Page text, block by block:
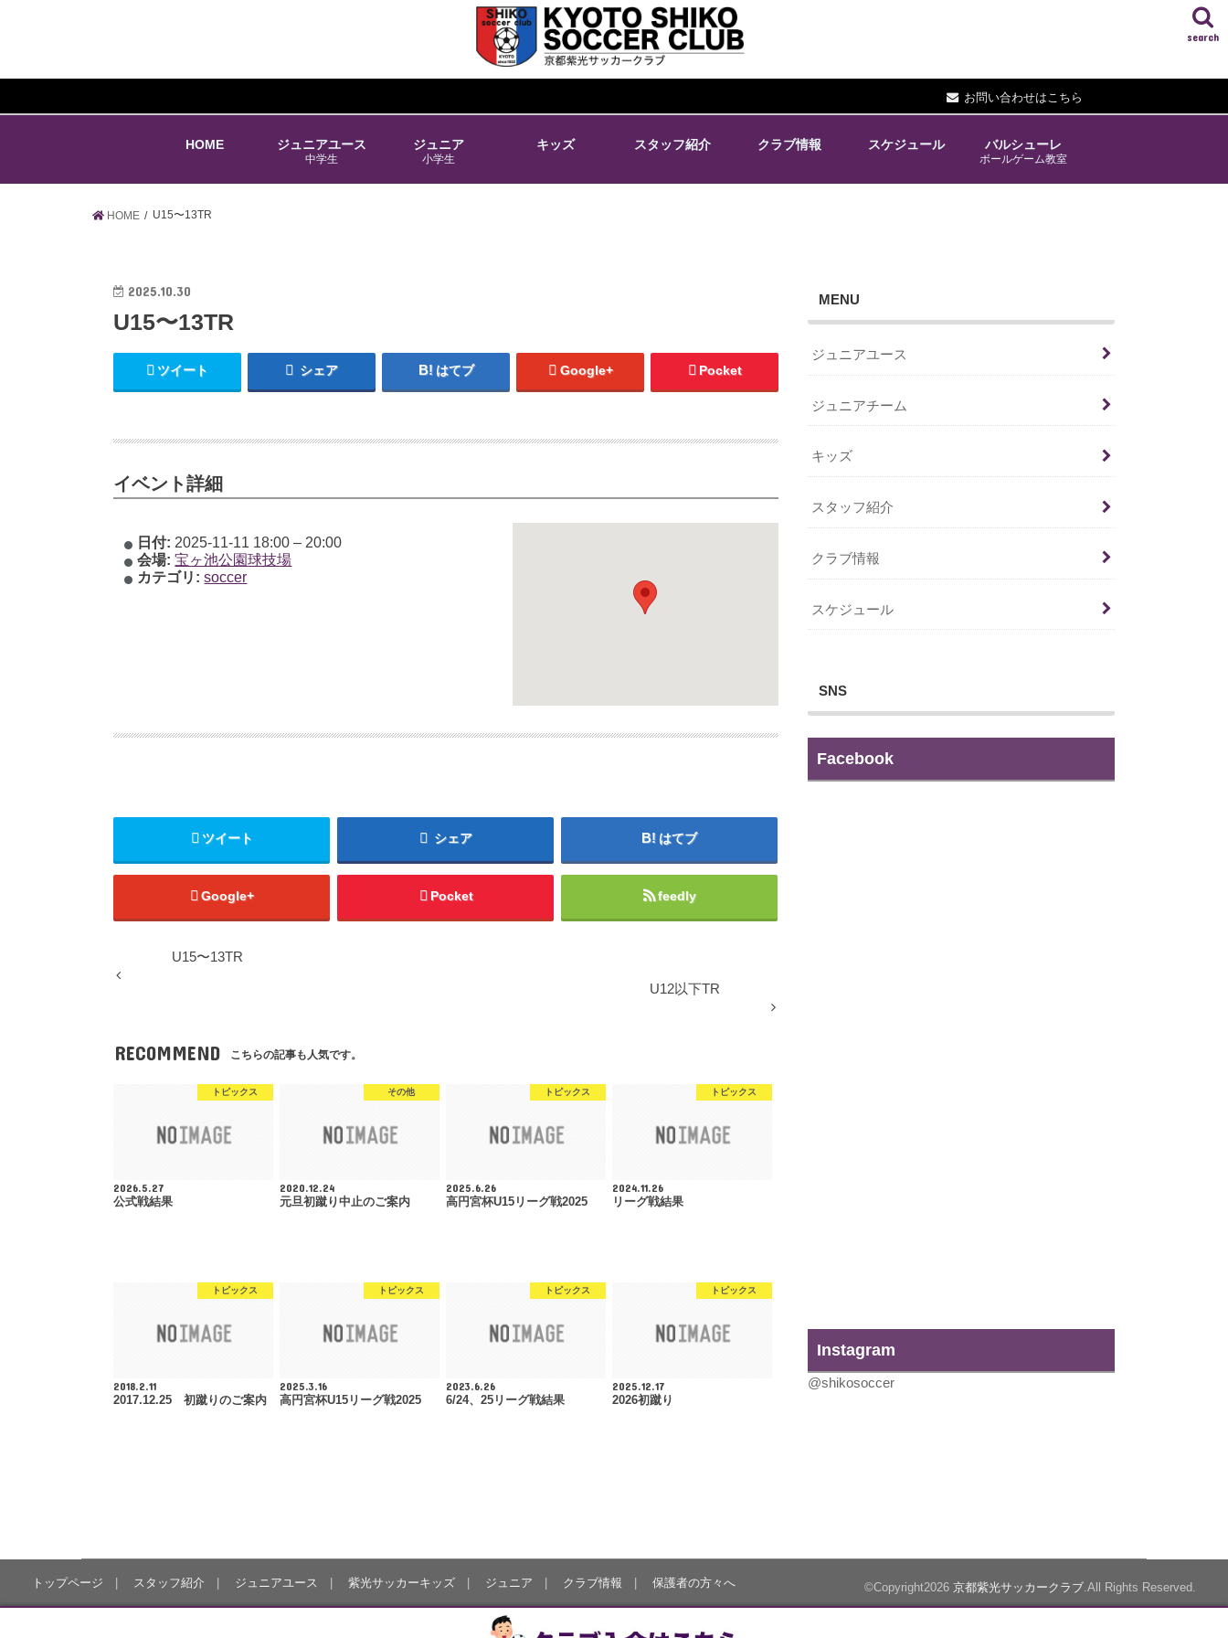
お問い合わせはこちら
search
HOME ジュニアユース
中学生
ジュニア
小学生
キッズ スタッフ紹介 クラブ情報 スケジュール バルシューレ
ボールゲーム教室
HOME U15〜13TR
2025.10.30
U15〜13TR
ツイート シェア はてブ Google+ Pocket
イベント詳細
日付: 2025-11-11 18:00 – 20:00
会場: 宝ヶ池公園球技場
カテゴリ: soccer
ツイート シェア はてブ
Google+ Pocket feedly
U15〜13TR
U12以下TR
RECOMMEND こちらの記事も人気です。
トピックス
2026.5.27
公式戦結果
その他
2020.12.24
元旦初蹴り中止のご案内
トピックス
2025.6.26
高円宮杯U15リーグ戦2025
トピックス
2024.11.26
リーグ戦結果
トピックス
2018.2.11
2017.12.25 初蹴りのご案内
トピックス
2025.3.16
高円宮杯U15リーグ戦2025
トピックス
2023.6.26
6/24、25リーグ戦結果
トピックス
2025.12.17
2026初蹴り
MENU
ジュニアユース
ジュニアチーム
キッズ
スタッフ紹介
クラブ情報
スケジュール
SNS
Facebook
Instagram
@shikosoccer
トップページ スタッフ紹介 ジュニアユース 紫光サッカーキッズ ジュニア クラブ情報 保護者の方々へ ©Copyright2026 京都紫光サッカークラブ .All Rights Reserved.